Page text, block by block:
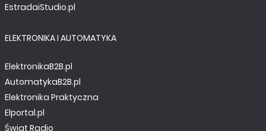
EstradaiStudio.pl
ELEKTRONIKA I AUTOMATYKA
ElektronikaB2B.pl
AutomatykaB2B.pl
Elektronika Praktyczna
Elportal.pl
Świat Radio